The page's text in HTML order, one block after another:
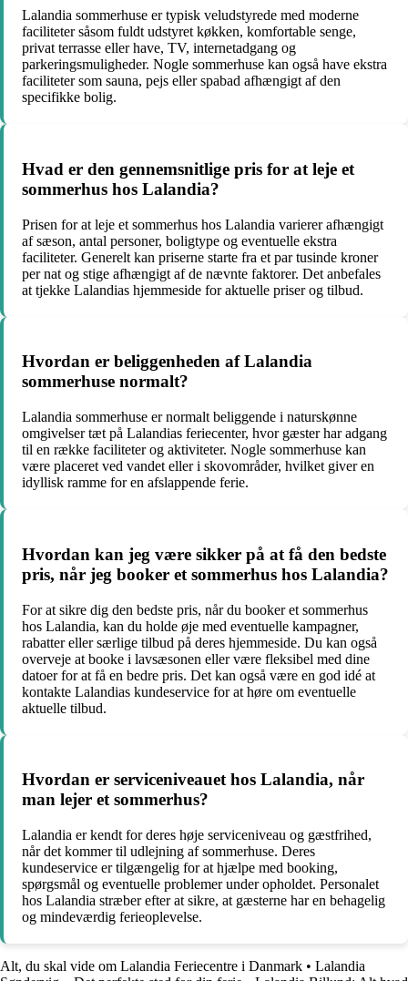
Lalandia sommerhuse er typisk veludstyrede med moderne
faciliteter såsom fuldt udstyret køkken, komfortable senge,
privat terrasse eller have, TV, internetadgang og
parkeringsmuligheder. Nogle sommerhuse kan også have ekstra
faciliteter som sauna, pejs eller spabad afhængigt af den
specifikke bolig.
Hvad er den gennemsnitlige pris for at leje et
sommerhus hos Lalandia?
Prisen for at leje et sommerhus hos Lalandia varierer afhængigt
af sæson, antal personer, boligtype og eventuelle ekstra
faciliteter. Generelt kan priserne starte fra et par tusinde kroner
per nat og stige afhængigt af de nævnte faktorer. Det anbefales
at tjekke Lalandias hjemmeside for aktuelle priser og tilbud.
Hvordan er beliggenheden af Lalandia
sommerhuse normalt?
Lalandia sommerhuse er normalt beliggende i naturskønne
omgivelser tæt på Lalandias feriecenter, hvor gæster har adgang
til en række faciliteter og aktiviteter. Nogle sommerhuse kan
være placeret ved vandet eller i skovområder, hvilket giver en
idyllisk ramme for en afslappende ferie.
Hvordan kan jeg være sikker på at få den bedste
pris, når jeg booker et sommerhus hos Lalandia?
For at sikre dig den bedste pris, når du booker et sommerhus
hos Lalandia, kan du holde øje med eventuelle kampagner,
rabatter eller særlige tilbud på deres hjemmeside. Du kan også
overveje at booke i lavsæsonen eller være fleksibel med dine
datoer for at få en bedre pris. Det kan også være en god idé at
kontakte Lalandias kundeservice for at høre om eventuelle
aktuelle tilbud.
Hvordan er serviceniveauet hos Lalandia, når
man lejer et sommerhus?
Lalandia er kendt for deres høje serviceniveau og gæstfrihed,
når det kommer til udlejning af sommerhuse. Deres
kundeservice er tilgængelig for at hjælpe med booking,
spørgsmål og eventuelle problemer under opholdet. Personalet
hos Lalandia stræber efter at sikre, at gæsterne har en behagelig
og mindeværdig ferieoplevelse.
Alt, du skal vide om Lalandia Feriecentre i Danmark • Lalandia